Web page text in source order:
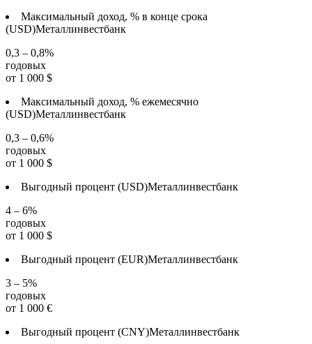
Максимальный доход, % в конце срока
(USD)Металлинвестбанк
0,3 – 0,8%
годовых
от 1 000 $
Максимальный доход, % ежемесячно
(USD)Металлинвестбанк
0,3 – 0,6%
годовых
от 1 000 $
Выгодный процент (USD)Металлинвестбанк
4 – 6%
годовых
от 1 000 $
Выгодный процент (EUR)Металлинвестбанк
3 – 5%
годовых
от 1 000 €
Выгодный процент (CNY)Металлинвестбанк